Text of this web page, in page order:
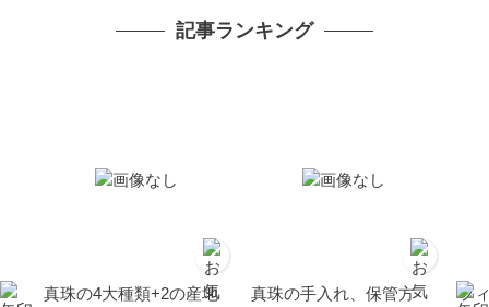
記事ランキング
真珠の4大種類+2の産地
真珠の手入れ、保管方
フ